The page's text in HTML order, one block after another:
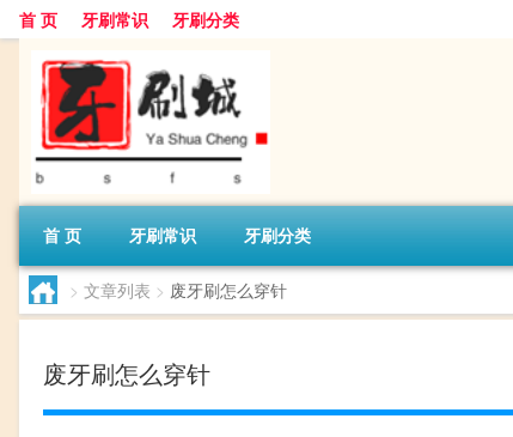
首 页 牙刷常识 牙刷分类
首 页 牙刷常识 牙刷分类
> 文章列表 > 废牙刷怎么穿针
废牙刷怎么穿针